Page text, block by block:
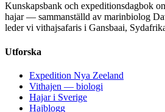
Kunskapsbank och expeditionsdagbok
hajar — sammanställd av marinbiolog
leder vi vithajsafaris i Gansbaai,
Utforska
Expedition Nya Zeeland
Vithajen — biologi
Hajar i Sverige
Hajblogg